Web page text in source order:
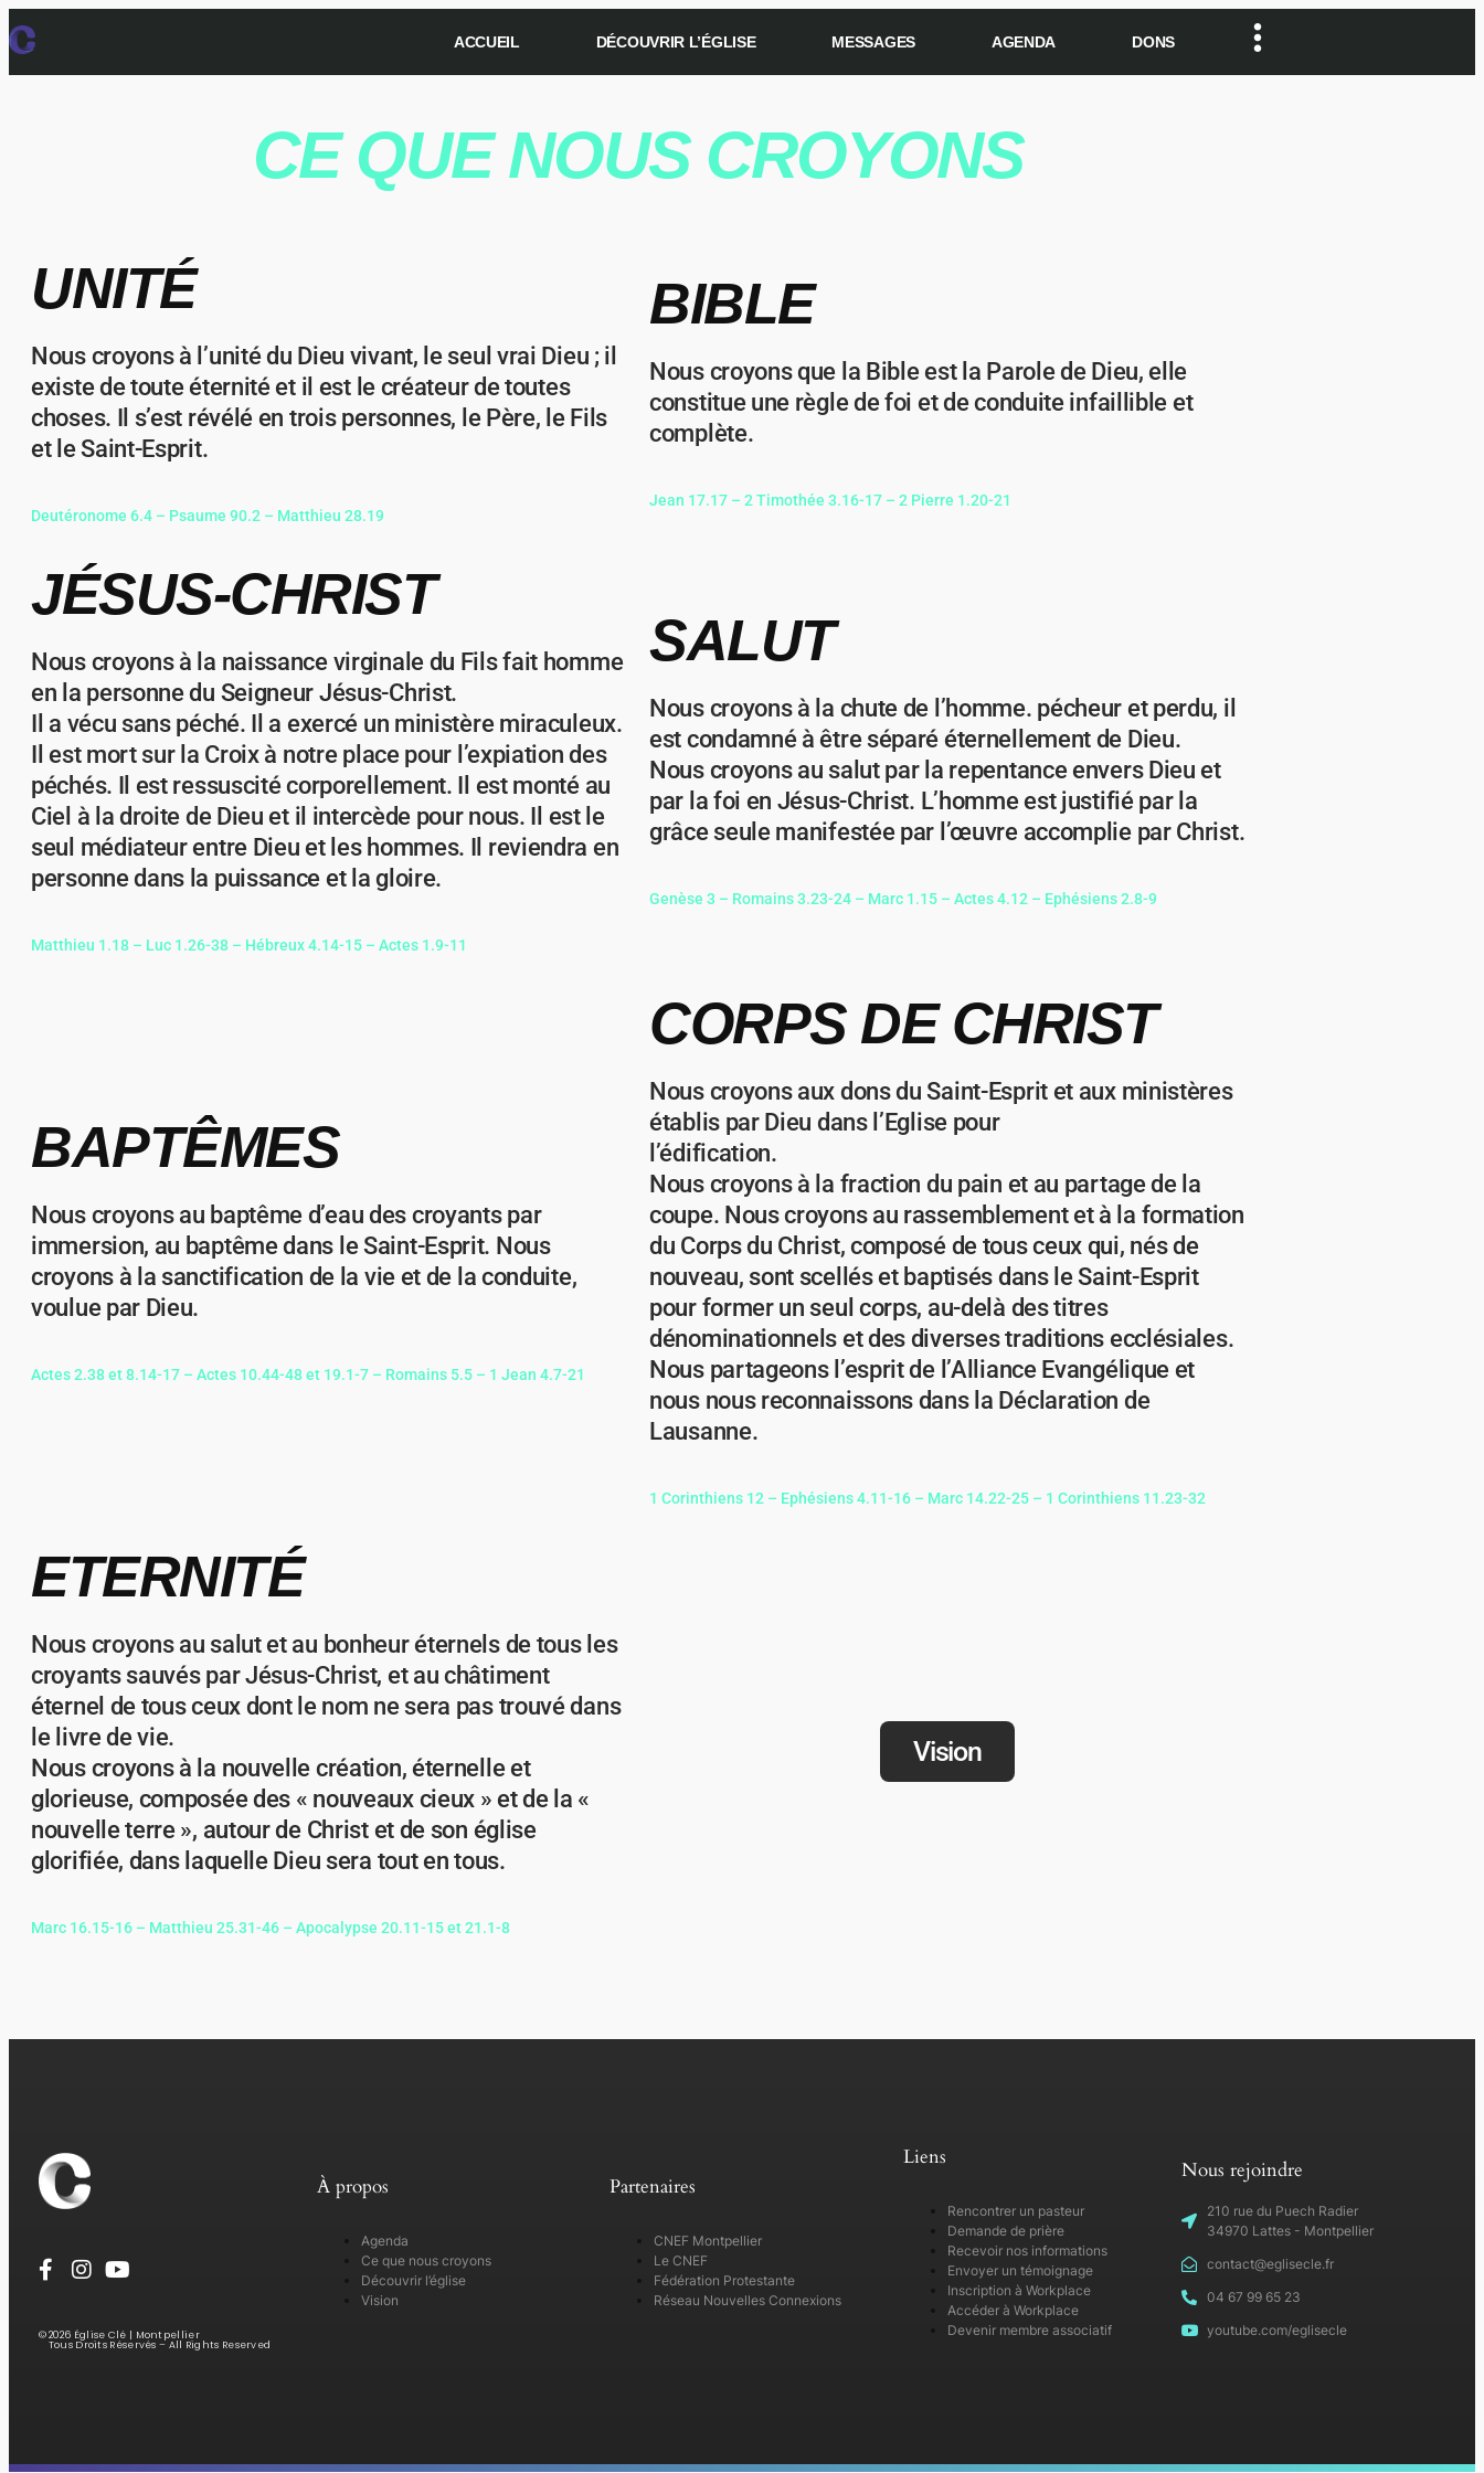
ACCUEIL DÉCOUVRIR L’ÉGLISE MESSAGES AGENDA DONS
CE QUE NOUS CROYONS
UNITÉ
Nous croyons à l’unité du Dieu vivant, le seul vrai Dieu ; il
existe de toute éternité et il est le créateur de toutes
choses. Il s’est révélé en trois personnes, le Père, le Fils
et le Saint-Esprit.
Deutéronome 6.4 – Psaume 90.2 – Matthieu 28.19
BIBLE
Nous croyons que la Bible est la Parole de Dieu, elle
constitue une règle de foi et de conduite infaillible et
complète.
Jean 17.17 – 2 Timothée 3.16-17 – 2 Pierre 1.20-21
JÉSUS-CHRIST
Nous croyons à la naissance virginale du Fils fait homme
en la personne du Seigneur Jésus-Christ.
Il a vécu sans péché. Il a exercé un ministère miraculeux.
Il est mort sur la Croix à notre place pour l’expiation des
péchés. Il est ressuscité corporellement. Il est monté au
Ciel à la droite de Dieu et il intercède pour nous. Il est le
seul médiateur entre Dieu et les hommes. Il reviendra en
personne dans la puissance et la gloire.
Matthieu 1.18 – Luc 1.26-38 – Hébreux 4.14-15 – Actes 1.9-11
SALUT
Nous croyons à la chute de l’homme. pécheur et perdu, il
est condamné à être séparé éternellement de Dieu.
Nous croyons au salut par la repentance envers Dieu et
par la foi en Jésus-Christ. L’homme est justifié par la
grâce seule manifestée par l’œuvre accomplie par Christ.
Genèse 3 – Romains 3.23-24 – Marc 1.15 – Actes 4.12 – Ephésiens 2.8-9
BAPTÊMES
Nous croyons au baptême d’eau des croyants par
immersion, au baptême dans le Saint-Esprit. Nous
croyons à la sanctification de la vie et de la conduite,
voulue par Dieu.
Actes 2.38 et 8.14-17 – Actes 10.44-48 et 19.1-7 – Romains 5.5 – 1 Jean 4.7-21
CORPS DE CHRIST
Nous croyons aux dons du Saint-Esprit et aux ministères
établis par Dieu dans l’Eglise pour
l’édification.
Nous croyons à la fraction du pain et au partage de la
coupe. Nous croyons au rassemblement et à la formation
du Corps du Christ, composé de tous ceux qui, nés de
nouveau, sont scellés et baptisés dans le Saint-Esprit
pour former un seul corps, au-delà des titres
dénominationnels et des diverses traditions ecclésiales.
Nous partageons l’esprit de l’Alliance Evangélique et
nous nous reconnaissons dans la Déclaration de
Lausanne.
1 Corinthiens 12 – Ephésiens 4.11-16 – Marc 14.22-25 – 1 Corinthiens 11.23-32
ETERNITÉ
Nous croyons au salut et au bonheur éternels de tous les
croyants sauvés par Jésus-Christ, et au châtiment
éternel de tous ceux dont le nom ne sera pas trouvé dans
le livre de vie.
Nous croyons à la nouvelle création, éternelle et
glorieuse, composée des « nouveaux cieux » et de la «
nouvelle terre », autour de Christ et de son église
glorifiée, dans laquelle Dieu sera tout en tous.
Marc 16.15-16 – Matthieu 25.31-46 – Apocalypse 20.11-15 et 21.1-8
Vision
© 2026 Église Clé | Montpellier
Tous Droits Réservés – All Rights Reserved
À propos
Agenda
Ce que nous croyons
Découvrir l’église
Vision
Partenaires
CNEF Montpellier
Le CNEF
Fédération Protestante
Réseau Nouvelles Connexions
Liens
Rencontrer un pasteur
Demande de prière
Recevoir nos informations
Envoyer un témoignage
Inscription à Workplace
Accéder à Workplace
Devenir membre associatif
Nous rejoindre
210 rue du Puech Radier
34970 Lattes - Montpellier
contact@eglisecle.fr
04 67 99 65 23
youtube.com/eglisecle